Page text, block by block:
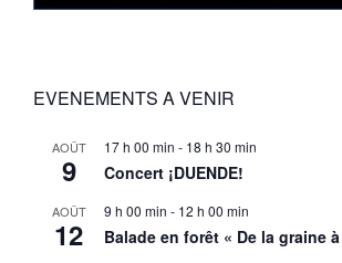
EVENEMENTS A VENIR
AOÛT
9
17 h 00 min - 18 h 30 min
Concert ¡DUENDE!
AOÛT
12
9 h 00 min - 12 h 00 min
Balade en forêt « De la graine à